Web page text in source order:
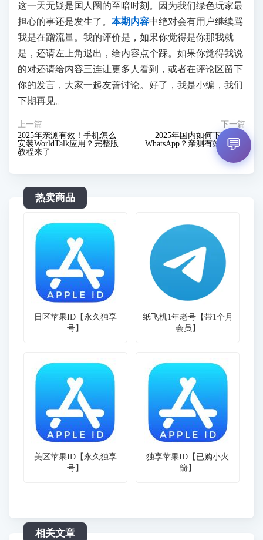
这一天无疑是国人圈的至暗时刻。因为我们绿色玩家最
担心的事还是发生了。 本期内容中绝对会有用户继续骂
我是在蹭流量。我的评价是，如果你觉得是你那我就
是，还请左上角退出，给内容点个踩。如果你觉得我说
的对还请给内容三连让更多人看到，或者在评论区留下
你的发言，大家一起友善讨论。好了，我是小编，我们
下期再见。
上一篇
2025年亲测有效！手机怎么
安装WorldTalk应用？完整版
教程来了
下一篇
2025年国内如何下载官方
WhatsApp？亲测有效完整教
程！
热卖商品
日区苹果ID【永久独享
号】
纸飞机1年老号【带1个月
会员】
美区苹果ID【永久独享
号】
独享苹果ID【已购小火
箭】
相关文章
💬